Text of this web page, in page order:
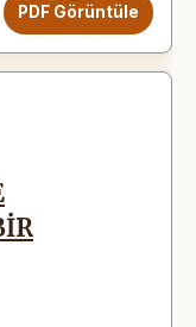
PDF Görüntüle